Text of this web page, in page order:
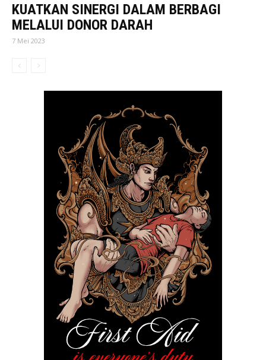
KUATKAN SINERGI DALAM BERBAGI
MELALUI DONOR DARAH
7 Mei 2023